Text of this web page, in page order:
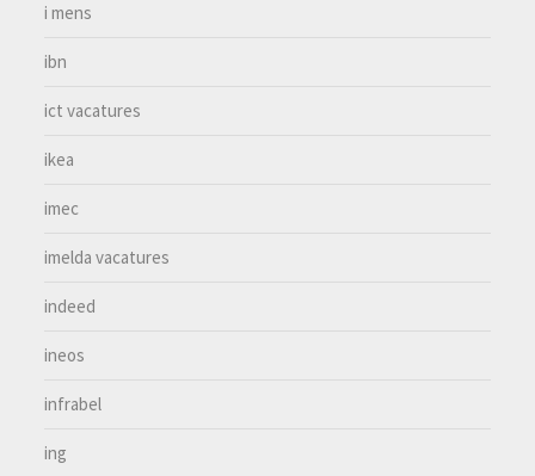
i mens
ibn
ict vacatures
ikea
imec
imelda vacatures
indeed
ineos
infrabel
ing